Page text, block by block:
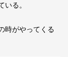
る。
時がやってくる